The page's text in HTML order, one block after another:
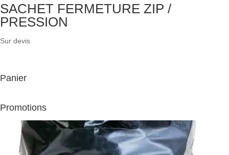
SACHET FERMETURE ZIP /
PRESSION
Sur devis
Panier
Promotions